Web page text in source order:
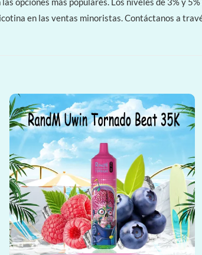
en las ventas minoristas. Contáctanos a